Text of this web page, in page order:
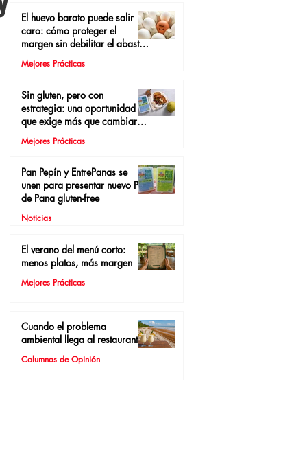
El huevo barato puede salir
caro: cómo proteger el
margen sin debilitar el abasto
local
Mejores Prácticas
Sin gluten, pero con
estrategia: una oportunidad
que exige más que cambiar el
pan
Mejores Prácticas
Pan Pepín y EntrePanas se
unen para presentar nuevo Pan
de Pana gluten-free
Noticias
El verano del menú corto:
menos platos, más margen
Mejores Prácticas
Cuando el problema
ambiental llega al restaurante
Columnas de Opinión